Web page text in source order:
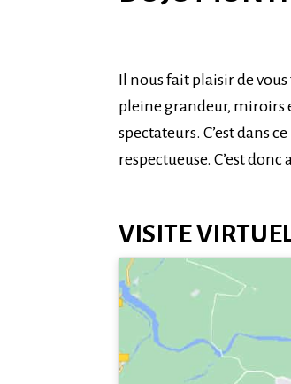
Il nous fait plaisir de
pleine grandeur, miroirs
spectateurs. C’est dans
respectueuse. C’est
VISITE